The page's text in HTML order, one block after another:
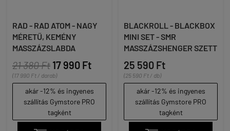
RAD - RAD ATOM - NAGY
MÉRETŰ, KEMÉNY
MASSZÁZSLABDA
21 380 Ft 17 990 Ft
(17 990 Ft / darab)
akár -12% és ingyenes
szállítás Gymstore PRO
tagként
BLACKROLL - BLACKBOX
MINI SET - SMR
MASSZÁZSHENGER SZETT
25 590 Ft
(25 590 Ft / db)
akár -12% és ingyenes
szállítás Gymstore PRO
tagként